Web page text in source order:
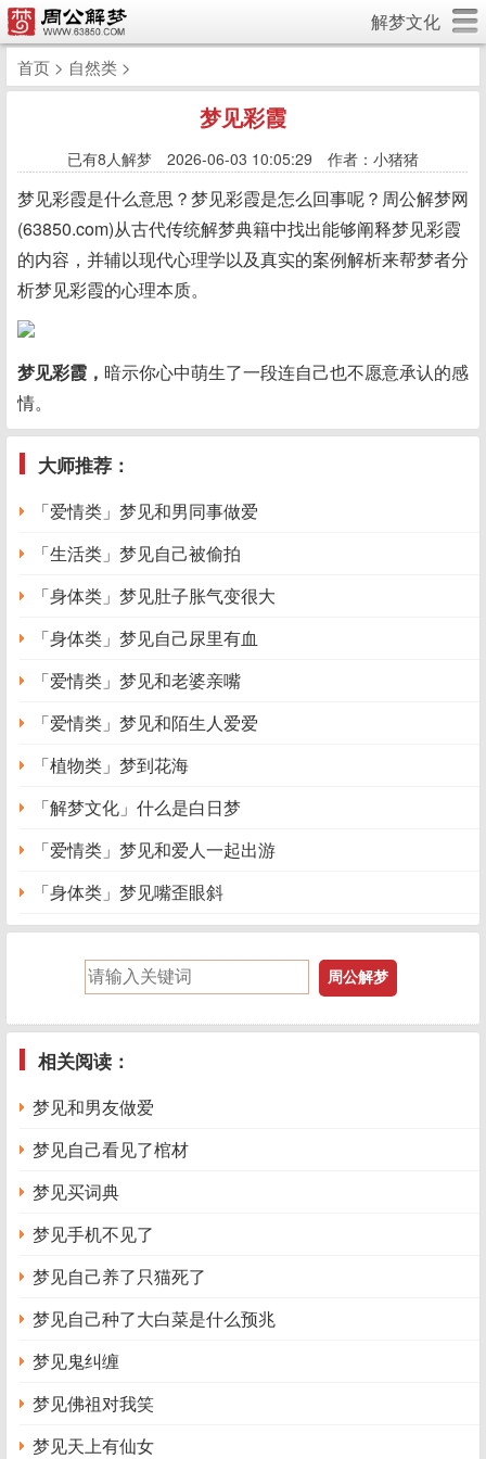
解梦文化
首页 > 自然类 >
梦见彩霞
已有8人解梦 2026-06-03 10:05:29 作者：小猪猪
梦见彩霞是什么意思？梦见彩霞是怎么回事呢？周公解梦网
(63850.com)从古代传统解梦典籍中找出能够阐释梦见彩霞
的内容，并辅以现代心理学以及真实的案例解析来帮梦者分
析梦见彩霞的心理本质。
梦见彩霞， 暗示你心中萌生了一段连自己也不愿意承认的感
情。
大师推荐：
「爱情类」梦见和男同事做爱
「生活类」梦见自己被偷拍
「身体类」梦见肚子胀气变很大
「身体类」梦见自己尿里有血
「爱情类」梦见和老婆亲嘴
「爱情类」梦见和陌生人爱爱
「植物类」梦到花海
「解梦文化」什么是白日梦
「爱情类」梦见和爱人一起出游
「身体类」梦见嘴歪眼斜
相关阅读：
梦见和男友做爱
梦见自己看见了棺材
梦见买词典
梦见手机不见了
梦见自己养了只猫死了
梦见自己种了大白菜是什么预兆
梦见鬼纠缠
梦见佛祖对我笑
梦见天上有仙女